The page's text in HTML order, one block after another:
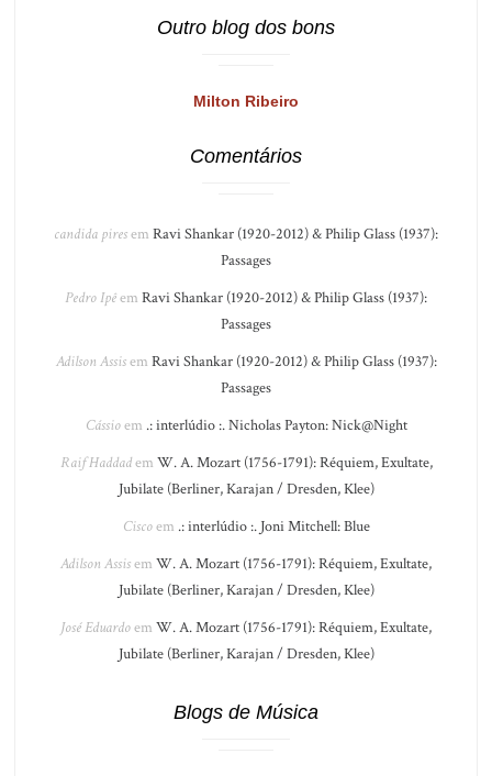
Outro blog dos bons
Milton Ribeiro
Comentários
candida piresem Ravi Shankar (1920-2012) & Philip Glass (1937):
Passages
Pedro Ipêem Ravi Shankar (1920-2012) & Philip Glass (1937):
Passages
Adilson Assisem Ravi Shankar (1920-2012) & Philip Glass (1937):
Passages
Cássioem .: interlúdio :. Nicholas Payton: Nick@Night
Raif Haddadem W. A. Mozart (1756-1791): Réquiem, Exultate,
Jubilate (Berliner, Karajan / Dresden, Klee)
Ciscoem .: interlúdio :. Joni Mitchell: Blue
Adilson Assisem W. A. Mozart (1756-1791): Réquiem, Exultate,
Jubilate (Berliner, Karajan / Dresden, Klee)
José Eduardoem W. A. Mozart (1756-1791): Réquiem, Exultate,
Jubilate (Berliner, Karajan / Dresden, Klee)
Blogs de Música